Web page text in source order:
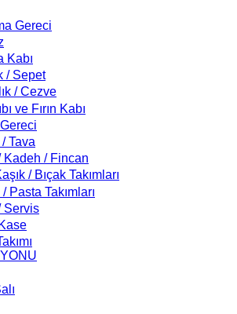
Gereci
Kabı
/ Sepet
/ Cezve
ve Fırın Kabı
Tava
Kadeh / Fincan
/ Bıçak Takımları
Pasta Takımları
Servis